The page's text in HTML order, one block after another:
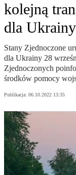
kolejną
dla Ukrainy
Stany Zjednoczone
dla Ukrainy 28
Zjednoczonych
środków pomocy
Publikacja: 06.10.2022 13:35